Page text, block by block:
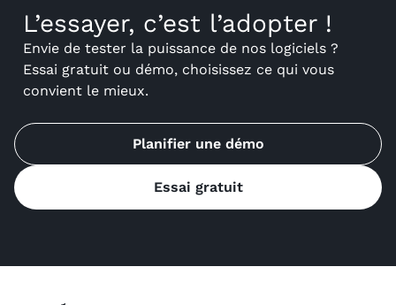
L’essayer, c’est l’adopter !
Envie de tester la puissance de nos logiciels ?
Essai gratuit ou démo, choisissez ce qui vous
convient le mieux.
Planifier une démo
Essai gratuit